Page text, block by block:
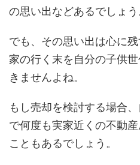
の思い出などあるでしょう
でも、その思い出は心に
家の行く末を自分の子供
きませんよね。
もし売却を検討する場合
で何度も実家近くの不動
こともあるでしょう。